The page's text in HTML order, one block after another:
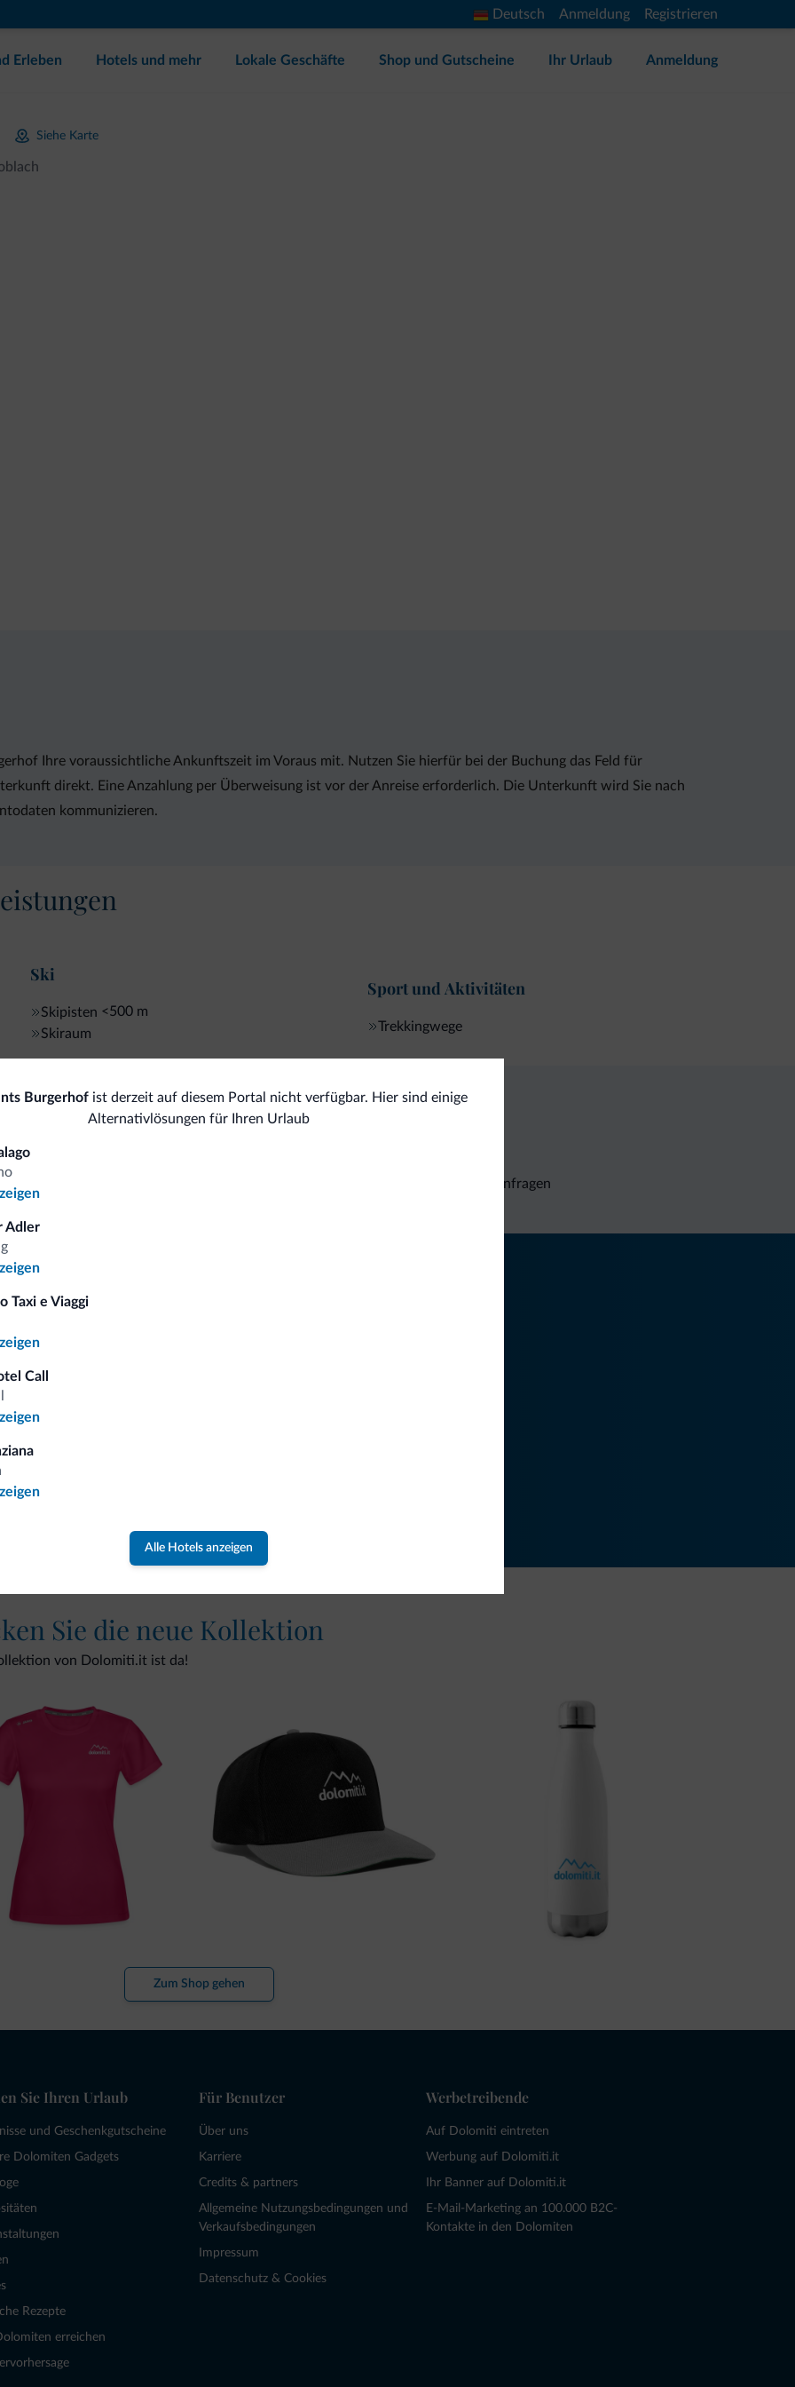
Deutsch Anmeldung Registrieren
Erleben Hotels und mehr Lokale Geschäfte Shop und Gutscheine Ihr Urlaub Anmeldung
Siehe Karte
Ihre voraussichtliche Ankunftszeit im Voraus mit. Nutzen Sie hierfür bei der Buchung das Feld für
direkt. Eine Anzahlung per Überweisung ist vor der Anreise erforderlich. Die Unterkunft wird Sie nach
kommunizieren.
Ski
Skipisten <500 m
Skiraum
Sport und Aktivitäten
Trekkingwege
Burgerhof ist derzeit auf diesem Portal nicht verfügbar. Hier sind einige
Alternativlösungen für Ihren Urlaub
Adler
Taxi e Viaggi
Call
Alle Hotels anzeigen
Unverbindliche Anfragen
auf
und Neuigkeiten für Ihren Urlaub in den Dolomiten.
Sie die neue Kollektion
von Dolomiti.it ist da!
Zum Shop gehen
Sie Ihren Urlaub
und Geschenkgutscheine
Dolomiten Gadgets
Rezepte
erreichen
Für Benutzer
Über uns
Karriere
Credits & partners
Allgemeine Nutzungsbedingungen und
Verkaufsbedingungen
Impressum
Datenschutz & Cookies
Werbetreibende
Auf Dolomiti eintreten
Werbung auf Dolomiti.it
Ihr Banner auf Dolomiti.it
E-Mail-Marketing an 100.000 B2C-
Kontakte in den Dolomiten